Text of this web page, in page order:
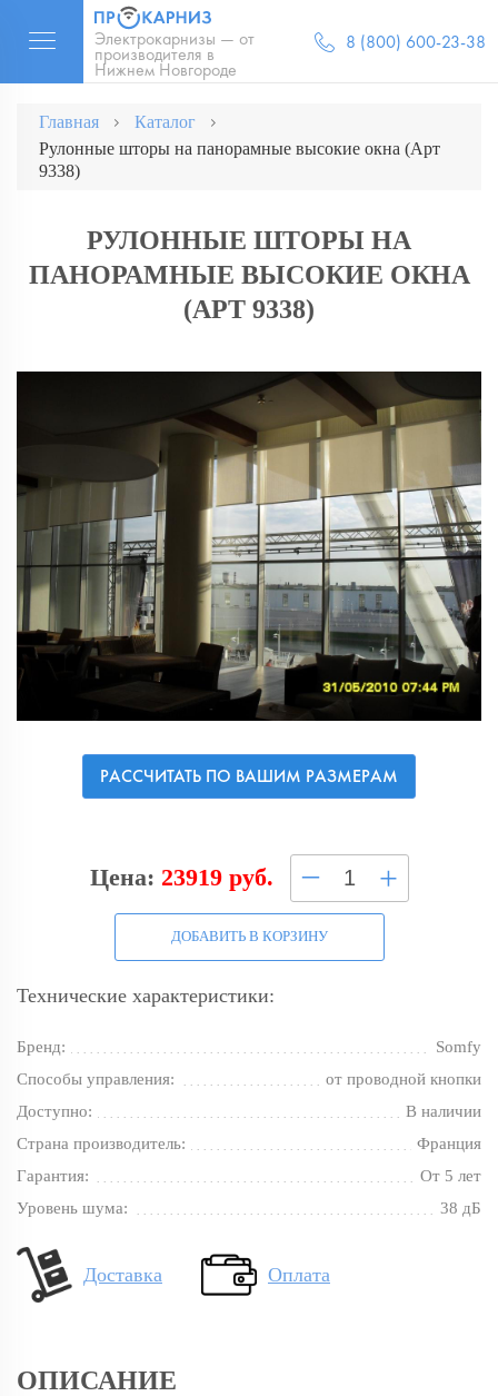
Электрокарнизы — от
производителя в
Нижнем Новгороде
8 (800) 600-23-38
Главная
Каталог
Рулонные шторы на панорамные высокие окна (Арт
9338)
РУЛОННЫЕ ШТОРЫ НА
ПАНОРАМНЫЕ ВЫСОКИЕ ОКНА
(АРТ 9338)
РАССЧИТАТЬ ПО ВАШИМ РАЗМЕРАМ
Цена: 23919 руб. – +
ДОБАВИТЬ В КОРЗИНУ
Технические характеристики:
Бренд:
Somfy
Способы управления:
от проводной кнопки
Доступно:
В наличии
Страна производитель:
Франция
Гарантия:
От 5 лет
Уровень шума:
38 дБ
Доставка Оплата
ОПИСАНИЕ